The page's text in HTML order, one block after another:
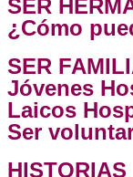
SER
¿Cómo
SER
Jóvenes
Laicos
Ser
HISTORIAS